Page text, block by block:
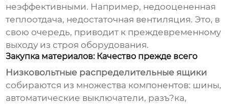
неэффективными. Например, недооцененная
теплоотдача, недостаточная вентиляция. Это, в
свою очередь, приводит к преждевременному
выходу из строя оборудования.
Закупка материалов: Качество прежде всего
Низковольтные распределительные ящики
собираются из множества компонентов: шины,
автоматические выключатели, разъ?ка,